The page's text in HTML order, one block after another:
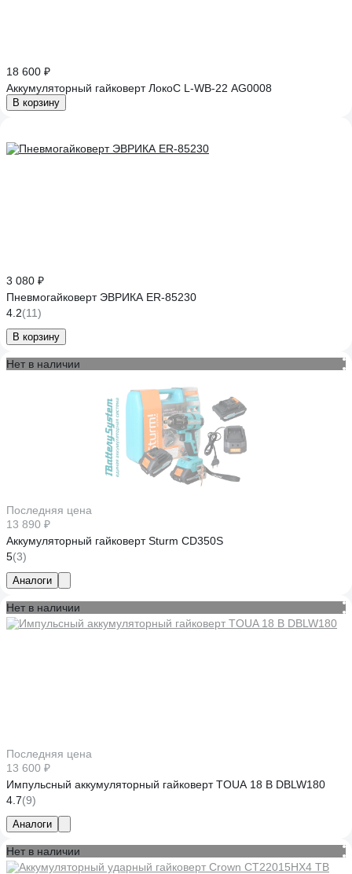
18 600 ₽
Аккумуляторный гайковерт ЛокоС L-WB-22 AG0008
В корзину
3 080 ₽
Пневмогайковерт ЭВРИКА ER-85230
4.2(11)
В корзину
Нет в наличии
Последняя цена
13 890 ₽
Аккумуляторный гайковерт Sturm CD350S
5(3)
Аналоги
Нет в наличии
Последняя цена
13 600 ₽
Импульсный аккумуляторный гайковерт TOUA 18 В DBLW180
4.7(9)
Аналоги
Нет в наличии